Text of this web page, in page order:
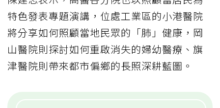
特色發表專題演講，位處工業區的小港醫院
將分享如何照顧當地民眾的「肺」健康，岡
山醫院則探討如何重啟消失的婦幼醫療、旗
津醫院則帶來都市偏鄉的長照深耕藍圖。